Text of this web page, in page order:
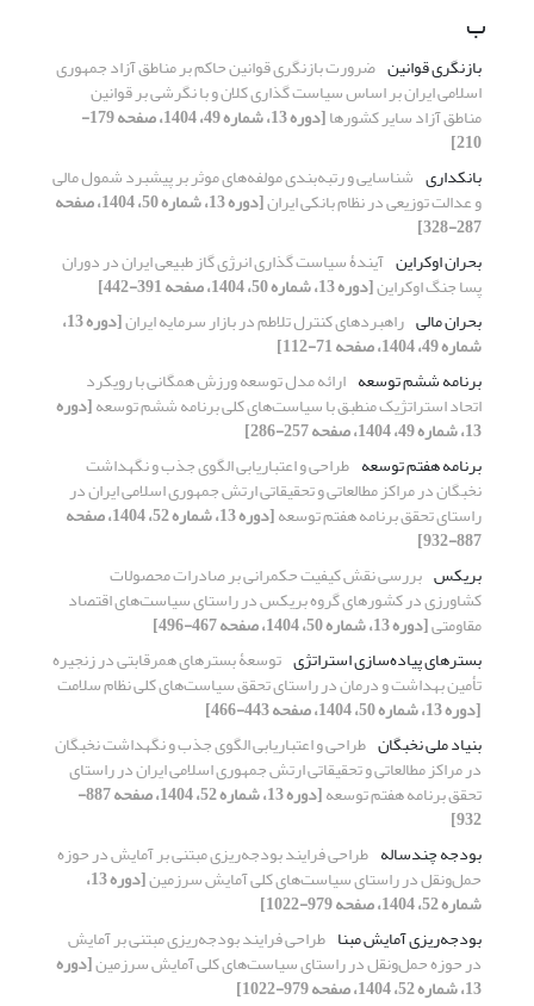
ب
بازنگری قوانین ضرورت بازنگری قوانین حاکم بر مناطق آزاد جمهوری
اسلامی ایران بر اساس سیاست گذاری کلان و با نگرشی بر قوانین
مناطق آزاد سایر کشورها [دوره 13، شماره 49، 1404، صفحه 179-
210]
بانکداری شناسایی و رتبه‌بندی مولفه‌های موثر بر پیشبرد شمول مالی
و عدالت توزیعی در نظام بانکی ایران [دوره 13، شماره 50، 1404، صفحه
287-328]
بحران اوکراین آیندۀ سیاست گذاری انرژی گاز طبیعی ایران در دوران
پسا جنگ اوکراین[دوره 13، شماره 50، 1404، صفحه 391-442]
بحران مالی راهبردهای کنترل تلاطم در بازار سرمایه ایران [دوره 13،
شماره 49، 1404، صفحه 71-112]
برنامه ششم توسعه ارائه مدل توسعه ورزش همگانی با رویکرد
اتحاد استراتژیک منطبق با سیاست‌های کلی برنامه ششم توسعه[دوره
13، شماره 49، 1404، صفحه 257-286]
برنامه هفتم توسعه طراحی و اعتباریابی الگوی جذب و نگهداشت
نخبگان در مراکز مطالعاتی و تحقیقاتی ارتش جمهوری اسلامی ایران در
راستای تحقق برنامه هفتم توسعه [دوره 13، شماره 52، 1404، صفحه
887-932]
بریکس بررسی نقش کیفیت حکمرانی بر صادرات محصولات
کشاورزی در کشورهای گروه بریکس در راستای سیاست‌های اقتصاد
مقاومتی[دوره 13، شماره 50، 1404، صفحه 467-496]
بسترهای پیاده‌سازی استراتژی توسعۀ بسترهای همرقابتی در زنجیره
تأمین بهداشت و درمان در راستای تحقق سیاست‌های کلی نظام سلامت
[دوره 13، شماره 50، 1404، صفحه 443-466]
بنیاد ملی نخبگان طراحی و اعتباریابی الگوی جذب و نگهداشت نخبگان
در مراکز مطالعاتی و تحقیقاتی ارتش جمهوری اسلامی ایران در راستای
تحقق برنامه هفتم توسعه [دوره 13، شماره 52، 1404، صفحه 887-
932]
بودجه چندساله طراحی فرایند بودجه‌ریزی مبتنی بر آمایش در حوزه
حمل‌ونقل در راستای سیاست‌های کلی آمایش سرزمین [دوره 13،
شماره 52، 1404، صفحه 979-1022]
بودجه‌ریزی آمایش مبنا طراحی فرایند بودجه‌ریزی مبتنی بر آمایش
در حوزه حمل‌ونقل در راستای سیاست‌های کلی آمایش سرزمین[دوره
13، شماره 52، 1404، صفحه 979-1022]